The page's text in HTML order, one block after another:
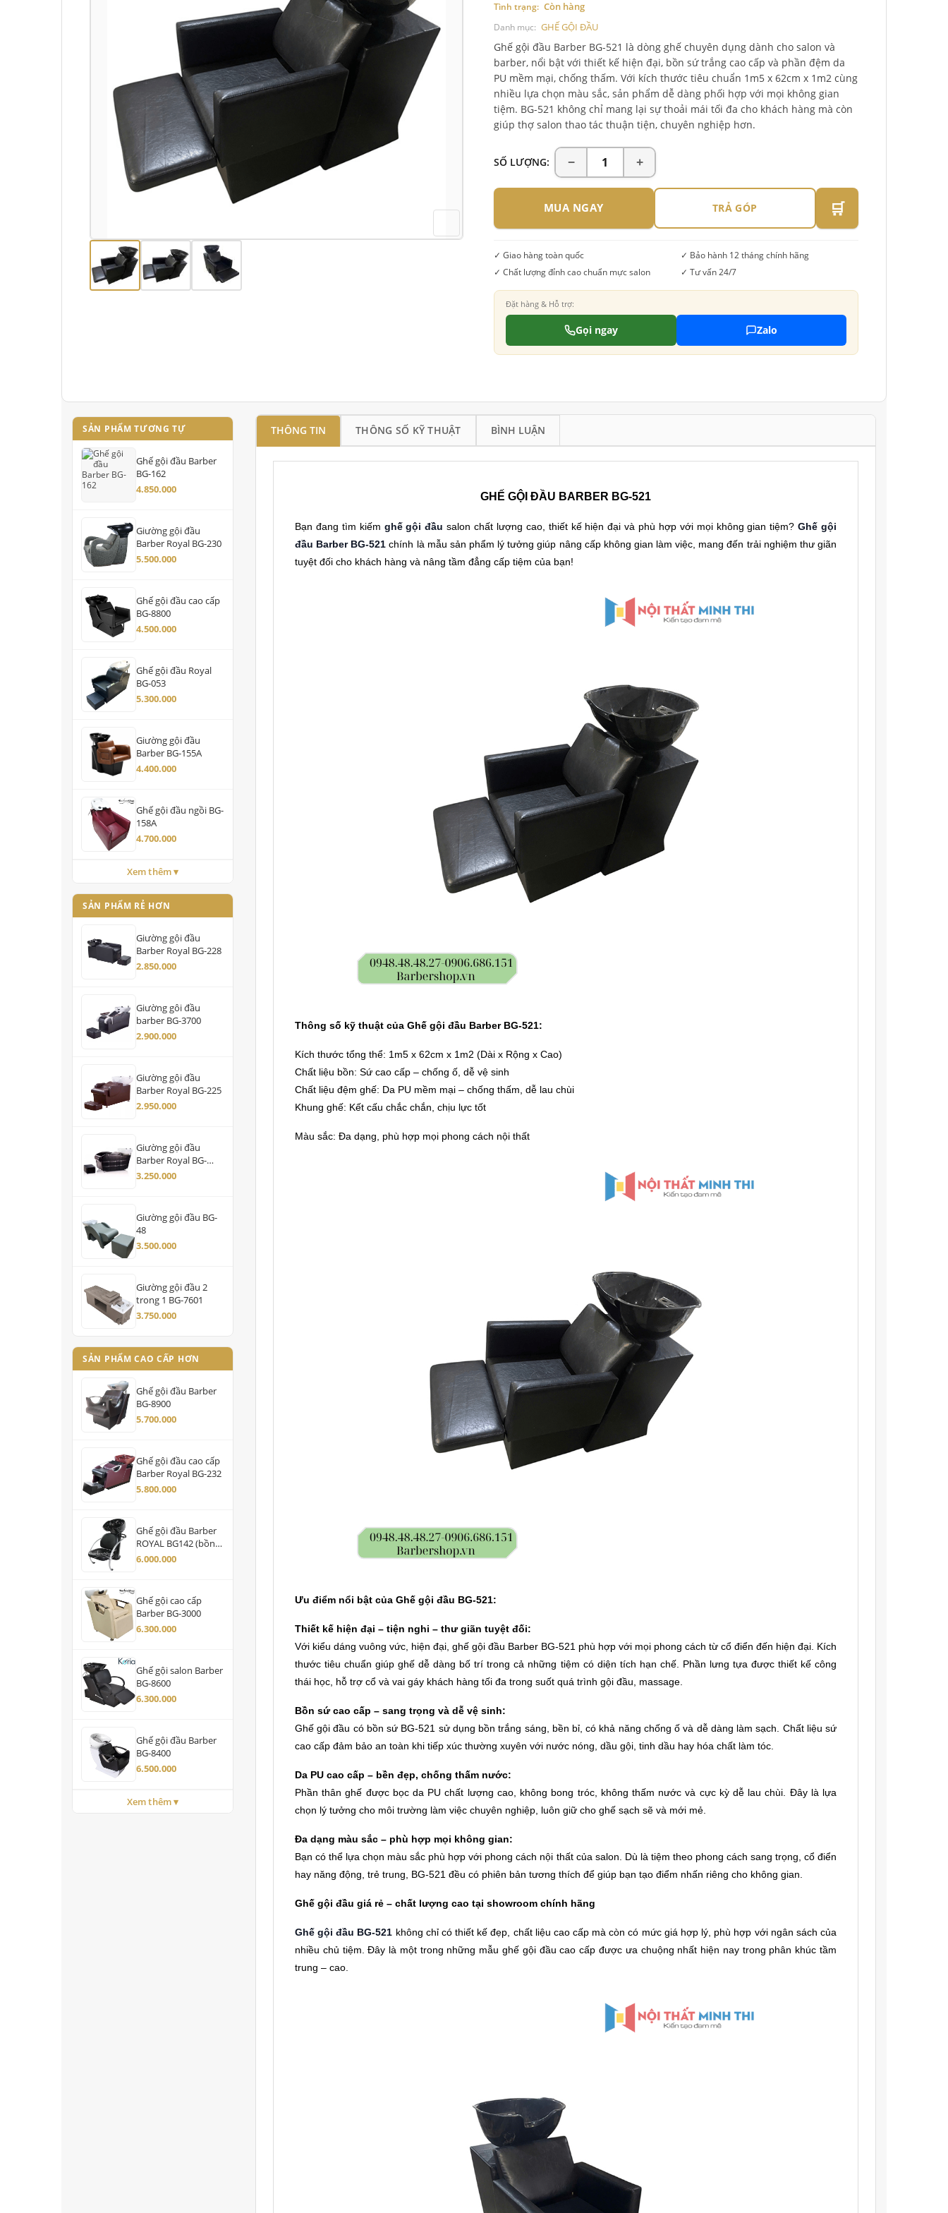
Tình trạng: Còn hàng
Danh mục: GHẾ GỘI ĐẦU
Ghế gội đầu Barber BG-521 là dòng ghế chuyên dụng dành cho salon và
barber, nổi bật với thiết kế hiện đại, bồn sứ trắng cao cấp và phần đệm da
PU mềm mại, chống thấm. Với kích thước tiêu chuẩn 1m5 x 62cm x 1m2 cùng
nhiều lựa chọn màu sắc, sản phẩm dễ dàng phối hợp với mọi không gian
tiệm. BG-521 không chỉ mang lại sự thoải mái tối đa cho khách hàng mà còn
giúp thợ salon thao tác thuận tiện, chuyên nghiệp hơn.
SỐ LƯỢNG:
MUA NGAY TRẢ GÓP 🛒
✓ Giao hàng toàn quốc
✓ Bảo hành 12 tháng chính hãng
✓ Chất lượng đỉnh cao chuẩn mực salon
✓ Tư vấn 24/7
Đặt hàng & Hỗ trợ:
Gọi ngay Zalo
SẢN PHẨM TƯƠNG TỰ
Ghế gội đầu Barber
BG-162
4.850.000
Giường gội đầu
Barber Royal BG-230
5.500.000
Ghế gội đầu cao cấp
BG-8800
4.500.000
Ghế gội đầu Royal
BG-053
5.300.000
Giường gội đầu
Barber BG-155A
4.400.000
Ghế gội đầu ngồi BG-
158A
4.700.000
Xem thêm ▾
SẢN PHẨM RẺ HƠN
Giường gội đầu
Barber Royal BG-228
2.850.000
Giường gôi đầu
barber BG-3700
2.900.000
Giường gội đầu
Barber Royal BG-225
2.950.000
Giường gội đầu
Barber Royal BG-
3500
3.250.000
Giường gội đầu BG-
48
3.500.000
Giường gội đầu 2
trong 1 BG-7601
3.750.000
SẢN PHẨM CAO CẤP HƠN
Ghế gội đầu Barber
BG-8900
5.700.000
Ghế gội đầu cao cấp
Barber Royal BG-232
5.800.000
Ghế gội đầu Barber
ROYAL BG142 (bồn
nhựa)
6.000.000
Ghế gội cao cấp
Barber BG-3000
6.300.000
Ghế gội salon Barber
BG-8600
6.300.000
Ghế gội đầu Barber
BG-8400
6.500.000
Xem thêm ▾
THÔNG TIN THÔNG SỐ KỸ THUẬT BÌNH LUẬN
GHẾ GỘI ĐẦU BARBER BG-521
Bạn đang tìm kiếm ghế gội đầu salon chất lượng cao, thiết kế hiện đại và phù hợp với mọi không gian tiệm?Ghế gội
đầu Barber BG-521 chính là mẫu sản phẩm lý tưởng giúp nâng cấp không gian làm việc, mang đến trải nghiệm thư giãn
tuyệt đối cho khách hàng và nâng tầm đẳng cấp tiệm của bạn!
Thông số kỹ thuật của Ghế gội đầu Barber BG-521:
Kích thước tổng thể: 1m5 x 62cm x 1m2 (Dài x Rộng x Cao)
Chất liệu bồn: Sứ cao cấp – chống ố, dễ vệ sinh
Chất liệu đệm ghế: Da PU mềm mại – chống thấm, dễ lau chùi
Khung ghế: Kết cấu chắc chắn, chịu lực tốt
Màu sắc: Đa dạng, phù hợp mọi phong cách nội thất
Ưu điểm nổi bật của Ghế gội đầu BG-521:
Thiết kế hiện đại – tiện nghi – thư giãn tuyệt đối:
Với kiểu dáng vuông vức, hiện đại, ghế gội đầu Barber BG-521 phù hợp với mọi phong cách từ cổ điển đến hiện đại. Kích
thước tiêu chuẩn giúp ghế dễ dàng bố trí trong cả những tiệm có diện tích hạn chế. Phần lưng tựa được thiết kế công
thái học, hỗ trợ cổ và vai gáy khách hàng tối đa trong suốt quá trình gội đầu, massage.
Bồn sứ cao cấp – sang trọng và dễ vệ sinh:
Ghế gội đầu có bồn sứ BG-521 sử dụng bồn trắng sáng, bền bỉ, có khả năng chống ố và dễ dàng làm sạch. Chất liệu sứ
cao cấp đảm bảo an toàn khi tiếp xúc thường xuyên với nước nóng, dầu gội, tinh dầu hay hóa chất làm tóc.
Da PU cao cấp – bền đẹp, chống thấm nước:
Phần thân ghế được bọc da PU chất lượng cao, không bong tróc, không thấm nước và cực kỳ dễ lau chùi. Đây là lựa
chọn lý tưởng cho môi trường làm việc chuyên nghiệp, luôn giữ cho ghế sạch sẽ và mới mẻ.
Đa dạng màu sắc – phù hợp mọi không gian:
Bạn có thể lựa chọn màu sắc phù hợp với phong cách nội thất của salon. Dù là tiệm theo phong cách sang trọng, cổ điển
hay năng động, trẻ trung, BG-521 đều có phiên bản tương thích để giúp bạn tạo điểm nhấn riêng cho không gian.
Ghế gội đầu giá rẻ – chất lượng cao tại showroom chính hãng
Ghế gội đầu BG-521 không chỉ có thiết kế đẹp, chất liệu cao cấp mà còn có mức giá hợp lý, phù hợp với ngân sách của
nhiều chủ tiệm. Đây là một trong những mẫu ghế gội đầu cao cấp được ưa chuộng nhất hiện nay trong phân khúc tầm
trung – cao.